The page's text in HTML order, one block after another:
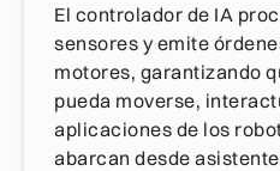
El controlador de IA
sensores y emite
motores, garantizando
pueda moverse,
aplicaciones de los
abarcan desde